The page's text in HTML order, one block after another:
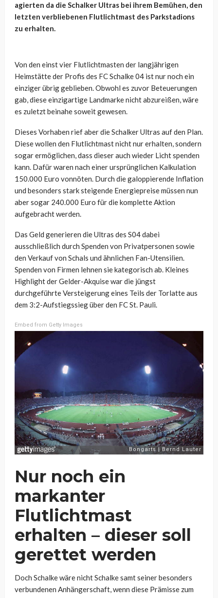
agierten da die Schalker Ultras bei ihrem Bemühen, den
letzten verbliebenen Flutlichtmast des Parkstadions
zu erhalten.
Von den einst vier Flutlichtmasten der langjährigen
Heimstätte der Profis des FC Schalke 04 ist nur noch ein
einziger übrig geblieben. Obwohl es zuvor Beteuerungen
gab, diese einzigartige Landmarke nicht abzureißen, wäre
es zuletzt beinahe soweit gewesen.
Dieses Vorhaben rief aber die Schalker Ultras auf den Plan.
Diese wollen den Flutlichtmast nicht nur erhalten, sondern
sogar ermöglichen, dass dieser auch wieder Licht spenden
kann. Dafür waren nach einer ursprünglichen Kalkulation
150.000 Euro vonnöten. Durch die galoppierende Inflation
und besonders stark steigende Energiepreise müssen nun
aber sogar 240.000 Euro für die komplette Aktion
aufgebracht werden.
Das Geld generieren die Ultras des S04 dabei
ausschließlich durch Spenden von Privatpersonen sowie
den Verkauf von Schals und ähnlichen Fan-Utensilien.
Spenden von Firmen lehnen sie kategorisch ab. Kleines
Highlight der Gelder-Akquise war die jüngst
durchgeführte Versteigerung eines Teils der Torlatte aus
dem 3:2-Aufstiegssieg über den FC St. Pauli.
Embed from Getty Images
Nur noch ein
markanter
Flutlichtmast
erhalten – dieser soll
gerettet werden
Doch Schalke wäre nicht Schalke samt seiner besonders
verbundenen Anhängerschaft, wenn diese Prämisse zum